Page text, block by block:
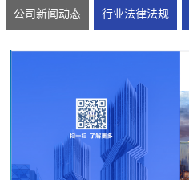
公司新闻动态 行业法律法规